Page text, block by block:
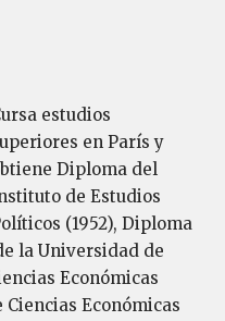
estudios
en París y
Diploma del
de Estudios
(1952), Diploma
la Universidad de
Económicas
Ciencias Económicas